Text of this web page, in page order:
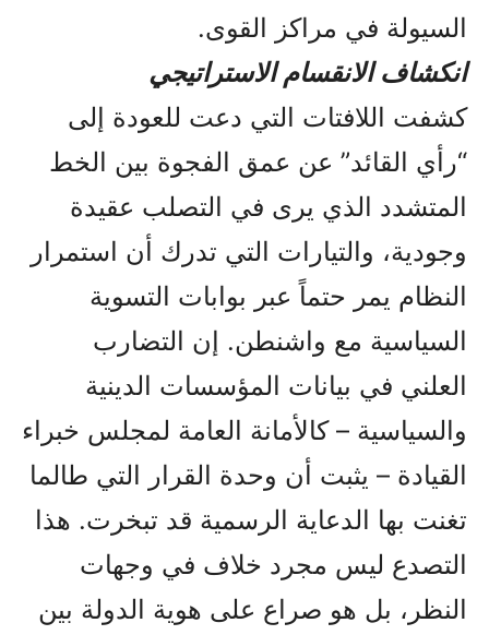
السيولة في مراكز القوى.
انكشاف الانقسام الاستراتيجي
كشفت اللافتات التي دعت للعودة إلى
“رأي القائد” عن عمق الفجوة بين الخط
المتشدد الذي يرى في التصلب عقيدة
وجودية، والتيارات التي تدرك أن استمرار
النظام يمر حتماً عبر بوابات التسوية
السياسية مع واشنطن. إن التضارب
العلني في بيانات المؤسسات الدينية
والسياسية – كالأمانة العامة لمجلس خبراء
القيادة – يثبت أن وحدة القرار التي طالما
تغنت بها الدعاية الرسمية قد تبخرت. هذا
التصدع ليس مجرد خلاف في وجهات
النظر، بل هو صراع على هوية الدولة بين